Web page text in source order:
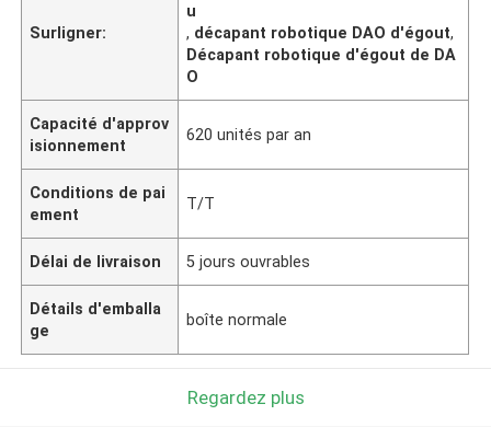
Surligner:
u
, décapant robotique DAO d'égout,
Décapant robotique d'égout de DA
O
Capacité d'approv
isionnement
620 unités par an
Conditions de pai
ement
T/T
Délai de livraison 5 jours ouvrables
Détails d'emballa
ge
boîte normale
Regardez plus